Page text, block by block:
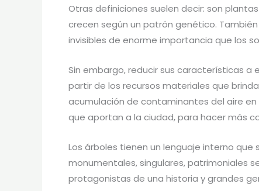
Otras definiciones suelen decir: son
crecen según un patrón genético.
invisibles de enorme importancia que los
Sin embargo, reducir sus características a
partir de los recursos materiales que
acumulación de contaminantes del aire en
que aportan a la ciudad, para hacer más
Los árboles tienen un lenguaje interno que
monumentales, singulares, patrimoniales
protagonistas de una historia y grandes